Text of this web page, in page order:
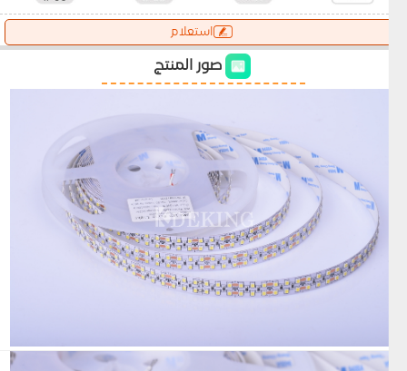
استعلام
صور المنتج